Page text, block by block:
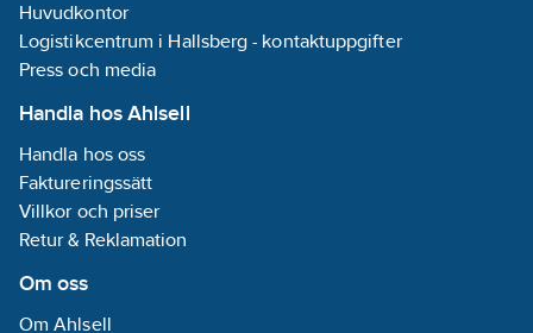
Huvudkontor
Logistikcentrum i Hallsberg - kontaktuppgifter
Press och media
Handla hos Ahlsell
Handla hos oss
Faktureringssätt
Villkor och priser
Retur & Reklamation
Om oss
Om Ahlsell